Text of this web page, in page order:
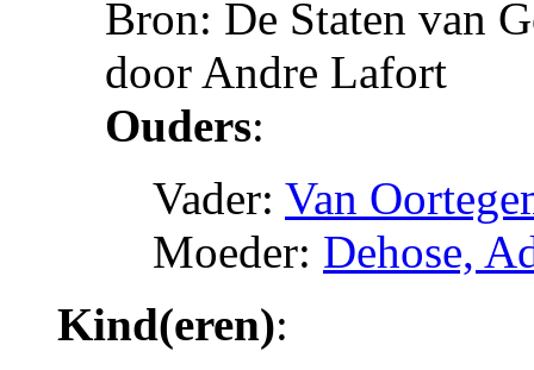
Bron: De Staten van
door Andre Lafort
Ouders:
Vader: Van
Moeder: Dehose,
Kind(eren):